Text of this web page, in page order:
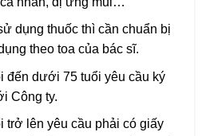
dụng thuốc thì cần chuẩn bị
theo toa của bác sĩ.
đến dưới 75 tuổi yêu cầu ký
Công ty.
trở lên yêu cầu phải có giấy